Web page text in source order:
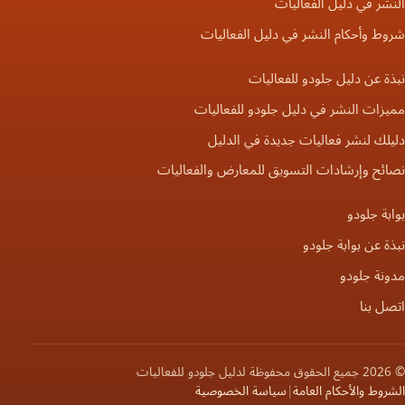
شروط وأحكام النشر في دليل الفعاليات
نبذة عن دليل جلودو للفعاليات
مميزات النشر في دليل جلودو للفعاليات
دليلك لنشر فعاليات جديدة في الدليل
نصائح وإرشادات التسويق للمعارض والفعاليات
بوابة جلودو
نبذة عن بوابة جلودو
مدونة جلودو
اتصل بنا
© 2026 جميع الحقوق محفوظة لدليل جلودو للفعاليات
الشروط والأحكام العامة|سياسة الخصوصية